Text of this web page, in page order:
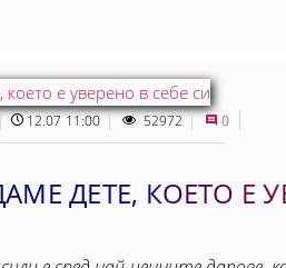
12.07 11:00 52972 0
ДЕТЕ, КОЕТО Е